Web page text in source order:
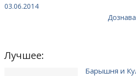
03.06.2014
Лучшее:
Барышня и